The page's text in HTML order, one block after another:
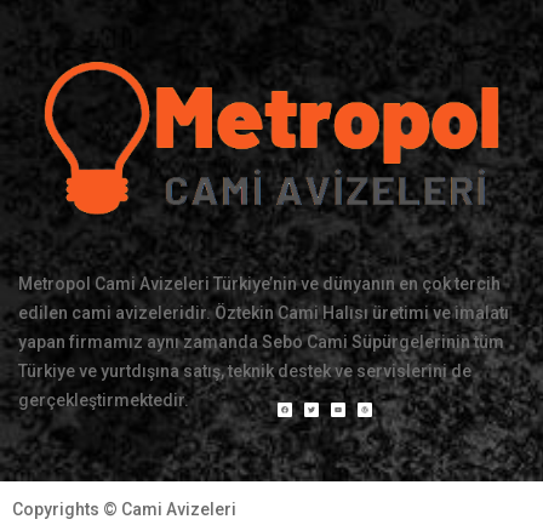
Metropol Cami Avizeleri Türkiye’nin ve dünyanın en çok tercih
edilen cami avizeleridir. Öztekin Cami Halısı üretimi ve imalatı
yapan firmamız aynı zamanda Sebo Cami Süpürgelerinin tüm
Türkiye ve yurtdışına satış, teknik destek ve servislerini de
gerçekleştirmektedir.
Copyrights © Cami Avizeleri